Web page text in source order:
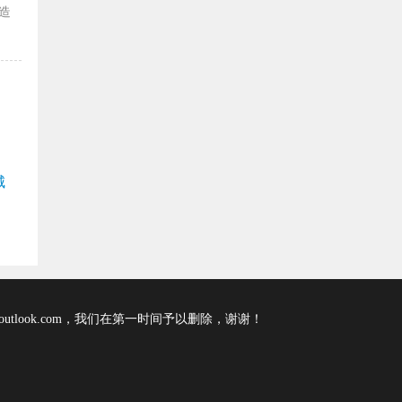
，我们在第一时间予以删除，谢谢！